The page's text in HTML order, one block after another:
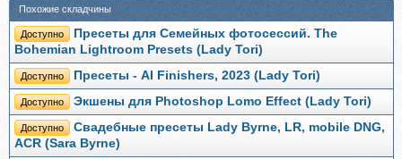
Похожие складчины
Доступно
Пресеты для Семейных фотосессий. The
Bohemian Lightroom Presets (Lady Tori)
Доступно Пресеты - AI Finishers, 2023 (Lady Tori)
Доступно Экшены для Photoshop Lomo Effect (Lady Tori)
Доступно
Свадебные пресеты Lady Byrne, LR, mobile DNG,
ACR (Sara Byrne)